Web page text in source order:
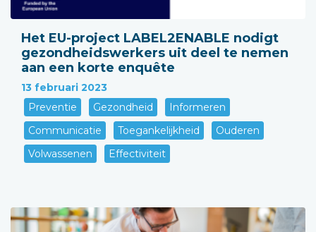
Het EU-project LABEL2ENABLE nodigt
gezondheidswerkers uit deel te nemen
aan een korte enquête
13 februari 2023
Preventie
Gezondheid
Informeren
Communicatie
Toegankelijkheid
Ouderen
Volwassenen
Effectiviteit